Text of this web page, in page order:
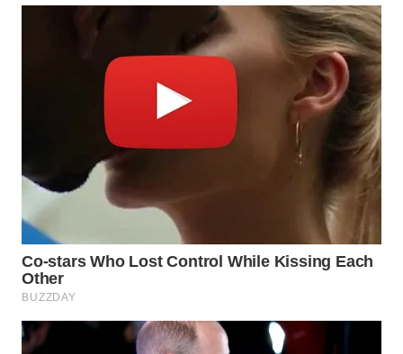
KARO
WN
SIMALUNGUN
WN
LABUHANBATU